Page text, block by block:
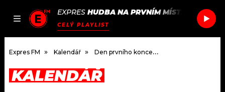
JAK
SEZNAM.CZ
EXPRES HUDBA NA PRVNÍM MÍSTĚ TONYA
CELÝ PLAYLIST
DOMŮ
Expres FM Kalendář Den prvního koncertu punkových pionýrů: Před 50 lety mohli lidé premiérově slyšet Sex Pistols
KALENDÁŘ